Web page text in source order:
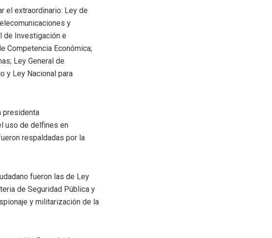
el extraordinario: Ley de
y
de Investigación e
Competencia Económica;
Ley General de
y Ley Nacional para
presidenta
uso de delfines en
respaldadas por la
fueron las de Ley
de Seguridad Pública y
y militarización de la